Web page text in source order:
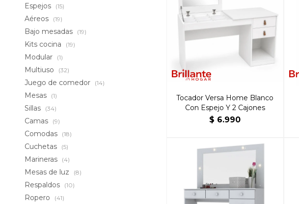
Tocador Versa Home Blanco
Con Espejo Y 2 Cajones
$ 6.990
Espejos (15)
Aéreos (19)
Bajo mesadas (19)
Kits cocina (19)
Modular (1)
Multiuso (32)
Juego de comedor (14)
Mesas (1)
Sillas (34)
Camas (9)
Comodas (18)
Cuchetas (5)
Marineras (4)
Mesas de luz (8)
Respaldos (10)
Ropero (41)